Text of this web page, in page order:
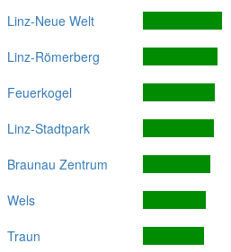
Linz-Neue Welt
Linz-Römerberg
Feuerkogel
Linz-Stadtpark
Braunau Zentrum
Wels
Traun